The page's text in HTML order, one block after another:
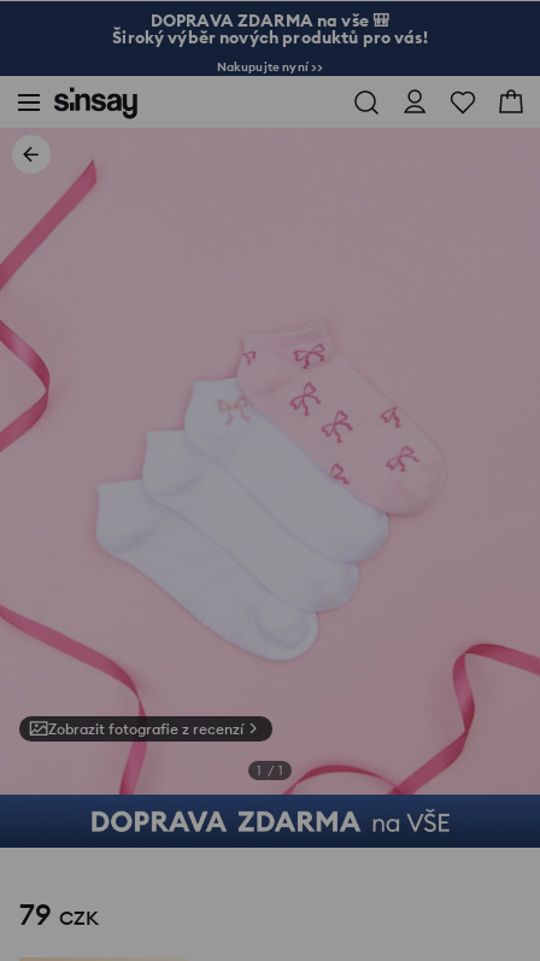
DOPRAVA ZDARMA na vše 🎒
Široký výběr nových produktů pro vás!
Nakupujte nyní >>
Zobrazit fotografie z recenzí
1 / 1
79 CZK